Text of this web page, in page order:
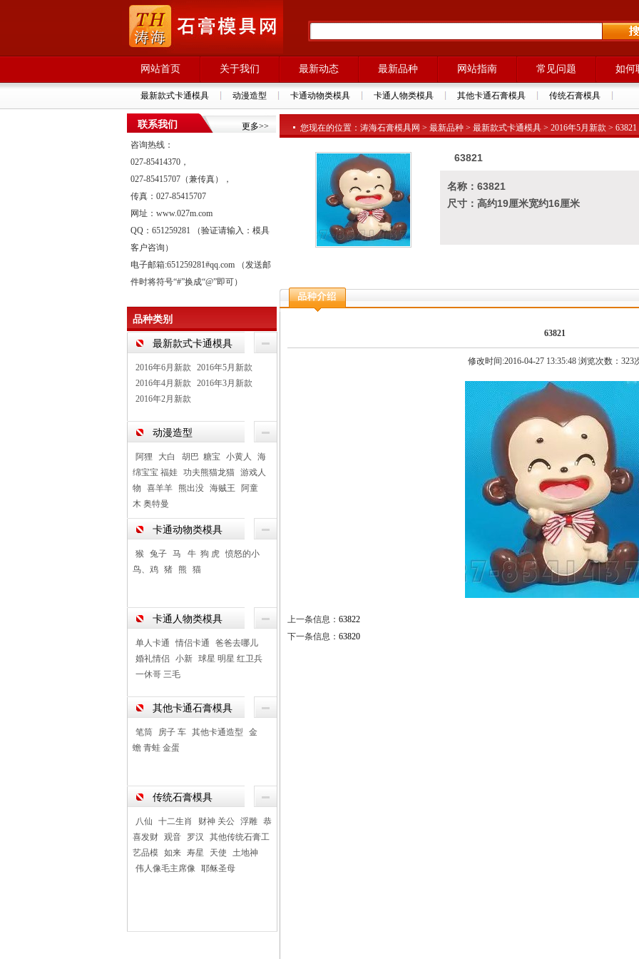
网站首页 关于我们 最新动态 最新品种 网站指南 常见问题 如何
最新款式卡通模具 动漫造型 卡通动物类模具 卡通人物类模具 其他卡通石膏模具 传统石膏模具
更多>>
联系我们
咨询热线：
027-85414370，
027-85415707（兼传真），
传真：027-85415707
网址：www.027m.com
QQ：651259281 （验证请输入：模具
客户咨询）
电子邮箱:651259281#qq.com （发送邮
件时将符号“#”换成“@”即可）
品种类别
最新款式卡通模具
2016年6月新款
2016年5月新款
2016年4月新款
2016年3月新款
2016年2月新款
动漫造型
阿狸 大白 胡巴 糖宝 小黄人
海
绵宝宝 福娃
功夫熊猫龙猫
游戏人
物
喜羊羊 熊出没 海贼王
阿童
木 奥特曼
卡通动物类模具
猴 兔子 马 牛 狗 虎
愤怒的小
鸟、鸡
猪 熊 猫
卡通人物类模具
单人卡通 情侣卡通
爸爸去哪儿
婚礼情侣
小新
球星 明星 红卫兵
一休哥 三毛
其他卡通石膏模具
笔筒 房子 车 其他卡通造型
金
蟾 青蛙 金蛋
传统石膏模具
八仙 十二生肖 财神 关公 浮雕
恭
喜发财
观音 罗汉
其他传统石膏工
艺品模
如来 寿星 天使
土地神
伟人像毛主席像
耶稣圣母
您现在的位置：涛海石膏模具网 > 最新品种 > 最新款式卡通模具 > 2016年5月新款 > 63821
63821
名称：63821
尺寸：高约19厘米宽约16厘米
63821
修改时间:2016-04-27 13:35:48 浏览次数：323
上一条信息： 63822
下一条信息： 63820